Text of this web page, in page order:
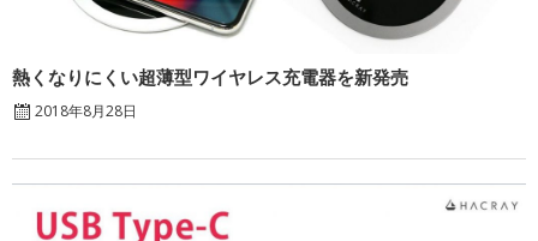
熱くなりにくい超薄型ワイヤレス充電器を新発売
2018年8月28日